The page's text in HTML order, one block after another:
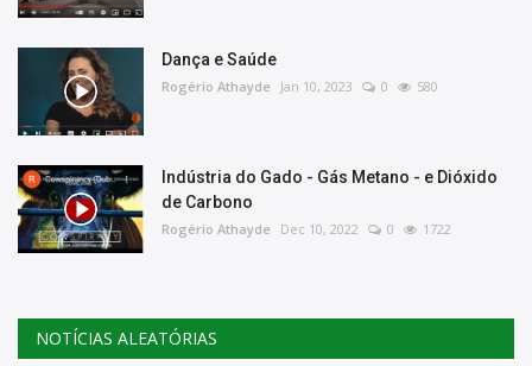
Dança e Saúde
Rogério Athayde Jan 10, 2023 0 580
Indústria do Gado - Gás Metano - e Dióxido
de Carbono
Rogério Athayde Dec 10, 2022 0 1722
NOTÍCIAS ALEATÓRIAS